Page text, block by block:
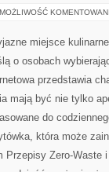
MOŻLIWOŚĆ
miejsce
o osobach
przedstawia
mają być nie tylko
do
która może
Zero-Waste